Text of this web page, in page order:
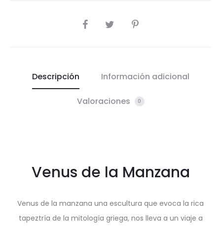
COMPARTIR
Descripción Información adicional
Valoraciones 0
Venus de la Manzana
Venus de la manzana una escultura que evoca la rica
tapeztría de la mitología griega, nos lleva a un viaje a